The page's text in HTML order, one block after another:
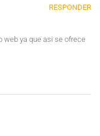
RESPONDER
web ya que asi se ofrece